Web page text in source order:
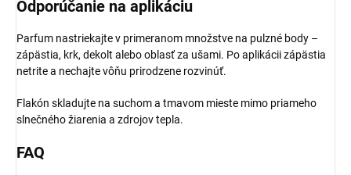
Odporúčanie na aplikáciu
Parfum nastriekajte v primeranom množstve na pulzné body –
zápästia, krk, dekolt alebo oblasť za ušami. Po aplikácii zápästia
netrite a nechajte vôňu prirodzene rozvinúť.
Flakón skladujte na suchom a tmavom mieste mimo priameho
slnečného žiarenia a zdrojov tepla.
FAQ